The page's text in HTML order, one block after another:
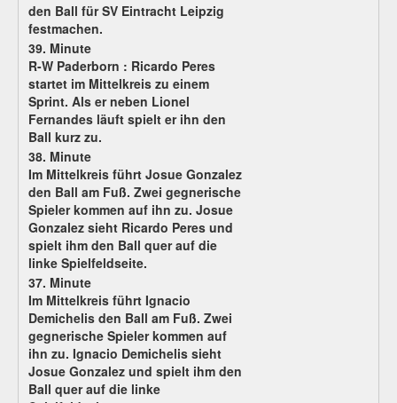
den Ball für SV Eintracht Leipzig
festmachen.
39. Minute
R-W Paderborn : Ricardo Peres
startet im Mittelkreis zu einem
Sprint. Als er neben Lionel
Fernandes läuft spielt er ihn den
Ball kurz zu.
38. Minute
Im Mittelkreis führt Josue Gonzalez
den Ball am Fuß. Zwei gegnerische
Spieler kommen auf ihn zu. Josue
Gonzalez sieht Ricardo Peres und
spielt ihm den Ball quer auf die
linke Spielfeldseite.
37. Minute
Im Mittelkreis führt Ignacio
Demichelis den Ball am Fuß. Zwei
gegnerische Spieler kommen auf
ihn zu. Ignacio Demichelis sieht
Josue Gonzalez und spielt ihm den
Ball quer auf die linke